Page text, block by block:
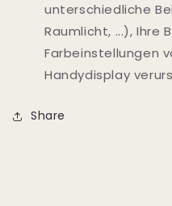
unterschiedliche
Raumlicht, ...), Ihre
Farbeinstellungen
Handydisplay
Share